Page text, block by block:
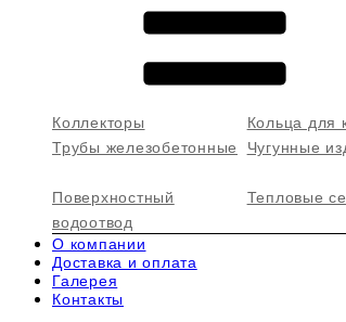
Коллекторы Кольца для
Трубы железобетонные Чугунные
Поверхностный
водоотвод
Тепловые
О компании
Доставка и оплата
Галерея
Контакты